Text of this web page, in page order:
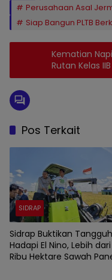
Perusahaan Asal
Siap Bangun PLTB
Kematian
Rutan Kelas
Pos Terkait
SIDRAP
Sidrap Buktikan Tangguh
Hadapi El Nino, Lebih dari
Ribu Hektare Sawah
SIDRAP